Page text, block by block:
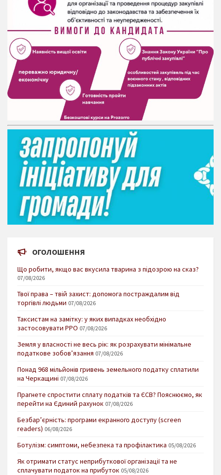
ОГОЛОШЕННЯ
Що робити, якщо вас вкусила тварина з підозрою на сказ?
07/08/2026
Твої права – твій захист: допомога постраждалим від
торгівлі людьми 07/08/2026
Таксистам на замітку: у яких випадках необхідно
застосовувати РРО 07/08/2026
Земля у власності не весь рік: як розрахувати мінімальне
податкове зобов’язання 07/08/2026
Понад 968 мільйонів гривень земельного податку сплатили
на Черкащині 07/08/2026
Прагнете спростити сплату податків та ЄСВ? Пояснюємо, як
перейти на Єдиний рахунок 07/08/2026
Безбар’єрність: програми екранного доступу (screen
readers) 06/08/2026
Ботулізм: симптоми, небезпека та профілактика 05/08/2026
Як отримати статус неприбуткової організації та не
сплачувати податок на прибуток 05/08/2026